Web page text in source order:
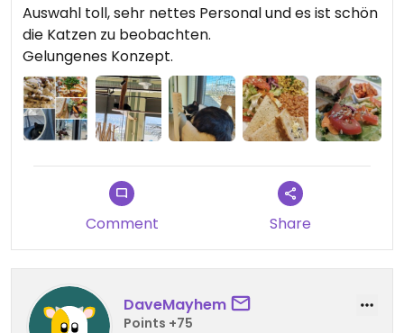
Auswahl toll, sehr nettes Personal und es ist schön
die Katzen zu beobachten.
Gelungenes Konzept.
Comment Share
DaveMayhem
Points +75